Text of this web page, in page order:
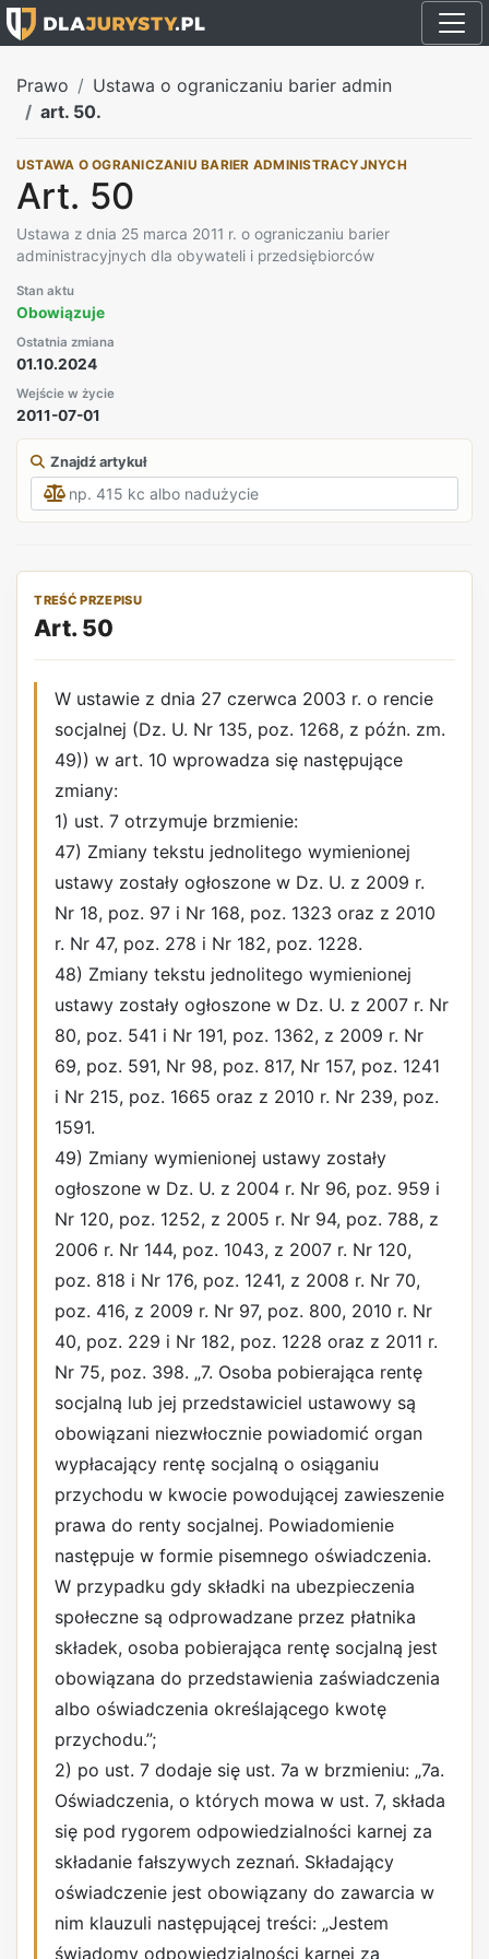
Prawo
Ustawa o ograniczaniu barier admin
art. 50.
USTAWA O OGRANICZANIU BARIER ADMINISTRACYJNYCH
Art. 50
Ustawa z dnia 25 marca 2011 r. o ograniczaniu barier
administracyjnych dla obywateli i przedsiębiorców
Stan aktu
Obowiązuje
Ostatnia zmiana
01.10.2024
Wejście w życie
2011-07-01
Znajdź artykuł
TREŚĆ PRZEPISU
Art. 50
W ustawie z dnia 27 czerwca 2003 r. o rencie
socjalnej (Dz. U. Nr 135, poz. 1268, z późn. zm.
49)) w art. 10 wprowadza się następujące
zmiany:
1) ust. 7 otrzymuje brzmienie:
47) Zmiany tekstu jednolitego wymienionej
ustawy zostały ogłoszone w Dz. U. z 2009 r.
Nr 18, poz. 97 i Nr 168, poz. 1323 oraz z 2010
r. Nr 47, poz. 278 i Nr 182, poz. 1228.
48) Zmiany tekstu jednolitego wymienionej
ustawy zostały ogłoszone w Dz. U. z 2007 r. Nr
80, poz. 541 i Nr 191, poz. 1362, z 2009 r. Nr
69, poz. 591, Nr 98, poz. 817, Nr 157, poz. 1241
i Nr 215, poz. 1665 oraz z 2010 r. Nr 239, poz.
1591.
49) Zmiany wymienionej ustawy zostały
ogłoszone w Dz. U. z 2004 r. Nr 96, poz. 959 i
Nr 120, poz. 1252, z 2005 r. Nr 94, poz. 788, z
2006 r. Nr 144, poz. 1043, z 2007 r. Nr 120,
poz. 818 i Nr 176, poz. 1241, z 2008 r. Nr 70,
poz. 416, z 2009 r. Nr 97, poz. 800, 2010 r. Nr
40, poz. 229 i Nr 182, poz. 1228 oraz z 2011 r.
Nr 75, poz. 398. „7. Osoba pobierająca rentę
socjalną lub jej przedstawiciel ustawowy są
obowiązani niezwłocznie powiadomić organ
wypłacający rentę socjalną o osiąganiu
przychodu w kwocie powodującej zawieszenie
prawa do renty socjalnej. Powiadomienie
następuje w formie pisemnego oświadczenia.
W przypadku gdy składki na ubezpieczenia
społeczne są odprowadzane przez płatnika
składek, osoba pobierająca rentę socjalną jest
obowiązana do przedstawienia zaświadczenia
albo oświadczenia określającego kwotę
przychodu.”;
2) po ust. 7 dodaje się ust. 7a w brzmieniu: „7a.
Oświadczenia, o których mowa w ust. 7, składa
się pod rygorem odpowiedzialności karnej za
składanie fałszywych zeznań. Składający
oświadczenie jest obowiązany do zawarcia w
nim klauzuli następującej treści: „Jestem
świadomy odpowiedzialności karnej za